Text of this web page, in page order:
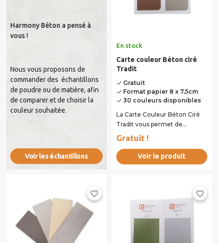
Harmony Béton a pensé à
vous !
Nous vous proposons de
commander des échantillons
de poudre ou de matière, afin
de comparer et de choisir la
couleur souhaitée.
Voir les échantillons
En stock
Carte couleur Béton ciré
Tradit
done Gratuit
done Format papier 8 x 7,5cm
done 30 couleurs disponibles
La Carte Couleur Béton Ciré
Tradit vous permet de
découvrir en détail les teintes
proposées pour...
Gratuit !
Voir le produit
favorite_border favorite_border